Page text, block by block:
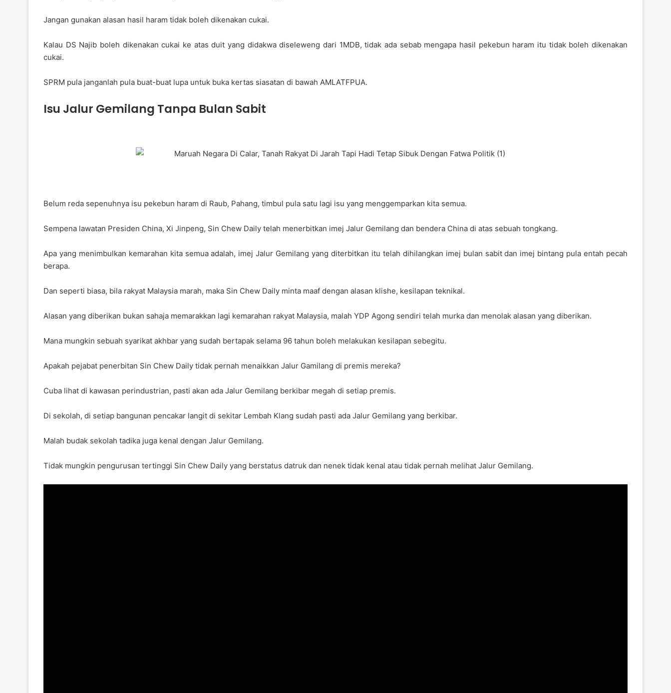
Jangan gunakan alasan hasil haram tidak boleh dikenakan cukai.
Kalau DS Najib boleh dikenakan cukai ke atas duit yang didakwa diseleweng dari 1MDB, tidak ada sebab mengapa hasil pekebun haram itu tidak boleh dikenakan
cukai.
SPRM pula janganlah pula buat-buat lupa untuk buka kertas siasatan di bawah AMLATFPUA.
Isu Jalur Gemilang Tanpa Bulan Sabit
Belum reda sepenuhnya isu pekebun haram di Raub, Pahang, timbul pula satu lagi isu yang menggemparkan kita semua.
Sempena lawatan Presiden China, Xi Jinpeng, Sin Chew Daily telah menerbitkan imej Jalur Gemilang dan bendera China di atas sebuah tongkang.
Apa yang menimbulkan kemarahan kita semua adalah, imej Jalur Gemilang yang diterbitkan itu telah dihilangkan imej bulan sabit dan imej bintang pula entah pecah
berapa.
Dan seperti biasa, bila rakyat Malaysia marah, maka Sin Chew Daily minta maaf dengan alasan klishe, kesilapan teknikal.
Alasan yang diberikan bukan sahaja memarakkan lagi kemarahan rakyat Malaysia, malah YDP Agong sendiri telah murka dan menolak alasan yang diberikan.
Mana mungkin sebuah syarikat akhbar yang sudah bertapak selama 96 tahun boleh melakukan kesilapan sebegitu.
Apakah pejabat penerbitan Sin Chew Daily tidak pernah menaikkan Jalur Gamilang di premis mereka?
Cuba lihat di kawasan perindustrian, pasti akan ada Jalur Gemilang berkibar megah di setiap premis.
Di sekolah, di setiap bangunan pencakar langit di sekitar Lembah Klang sudah pasti ada Jalur Gemilang yang berkibar.
Malah budak sekolah tadika juga kenal dengan Jalur Gemilang.
Tidak mungkin pengurusan tertinggi Sin Chew Daily yang berstatus datruk dan nenek tidak kenal atau tidak pernah melihat Jalur Gemilang.